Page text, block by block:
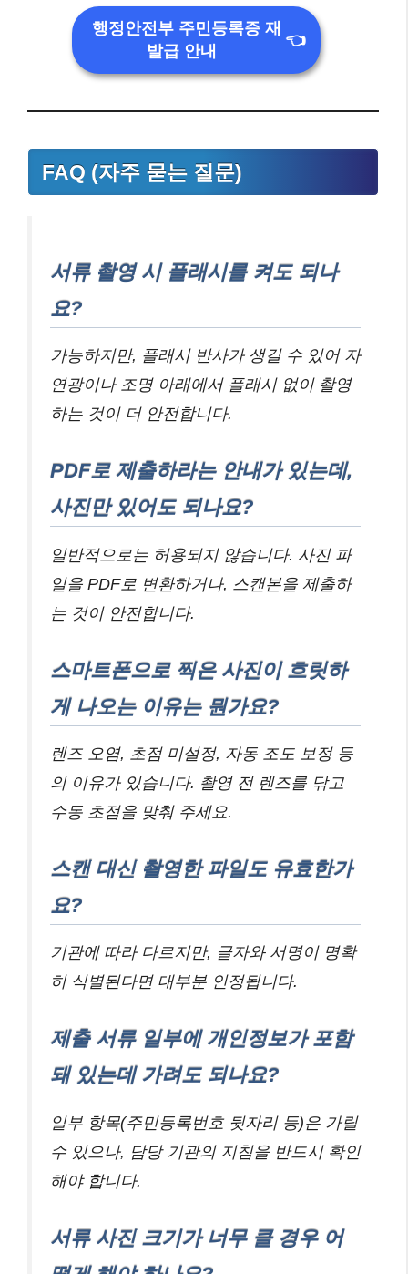
행정안전부 주민등록증 재
발급 안내
👈
FAQ (자주 묻는 질문)
서류 촬영 시 플래시를 켜도 되나
요?
가능하지만, 플래시 반사가 생길 수 있어 자
연광이나 조명 아래에서 플래시 없이 촬영
하는 것이 더 안전합니다.
PDF로 제출하라는 안내가 있는데,
사진만 있어도 되나요?
일반적으로는 허용되지 않습니다. 사진 파
일을 PDF로 변환하거나, 스캔본을 제출하
는 것이 안전합니다.
스마트폰으로 찍은 사진이 흐릿하
게 나오는 이유는 뭔가요?
렌즈 오염, 초점 미설정, 자동 조도 보정 등
의 이유가 있습니다. 촬영 전 렌즈를 닦고
수동 초점을 맞춰 주세요.
스캔 대신 촬영한 파일도 유효한가
요?
기관에 따라 다르지만, 글자와 서명이 명확
히 식별된다면 대부분 인정됩니다.
제출 서류 일부에 개인정보가 포함
돼 있는데 가려도 되나요?
일부 항목(주민등록번호 뒷자리 등)은 가릴
수 있으나, 담당 기관의 지침을 반드시 확인
해야 합니다.
서류 사진 크기가 너무 클 경우 어